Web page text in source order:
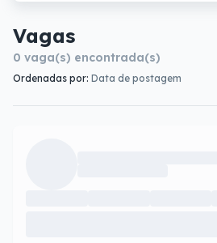
Vagas
0 vaga(s) encontrada(s)
Ordenadas por: Data de postagem